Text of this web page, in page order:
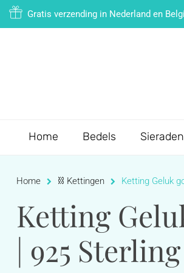
Gratis verzending in Nederland en
Home Bedels Sieraden
Home ⛓ Kettingen Ketting Geluk
Ketting
| 925